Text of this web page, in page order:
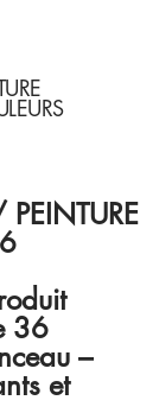
36
–
et